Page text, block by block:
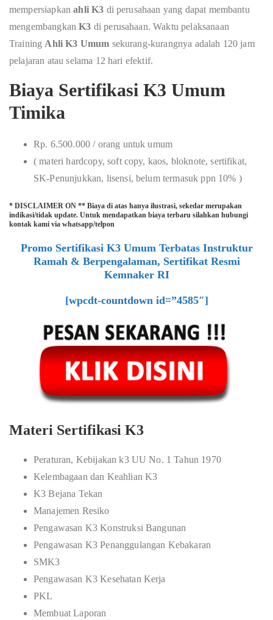
mempersiapkanahli K3 di perusahaan yang dapat membantu
mengembangkanK3 di perusahaan. Waktu pelaksanaan
Training Ahli K3 Umum sekurang-kurangnya adalah 120 jam
pelajaran atau selama 12 hari efektif.
Biaya Sertifikasi K3 Umum
Timika
Rp. 6.500.000 / orang untuk umum
( materi hardcopy, soft copy, kaos, bloknote, sertifikat,
SK-Penunjukkan, lisensi, belum termasuk ppn 10% )
* DISCLAIMER ON ** Biaya di atas hanya ilustrasi, sekedar merupakan
indikasi/tidak update. Untuk mendapatkan biaya terbaru silahkan hubungi
kontak kami via whatsapp/telpon
Promo Sertifikasi K3 Umum Terbatas Instruktur
Ramah & Berpengalaman, Sertifikat Resmi
Kemnaker RI
[wpcdt-countdown id=”4585″]
Materi Sertifikasi K3
Peraturan, Kebijakan k3 UU No. 1 Tahun 1970
Kelembagaan dan Keahlian K3
K3 Bejana Tekan
Manajemen Resiko
Pengawasan K3 Konstruksi Bangunan
Pengawasan K3 Penanggulangan Kebakaran
SMK3
Pengawasan K3 Kesehatan Kerja
PKL
Membuat Laporan